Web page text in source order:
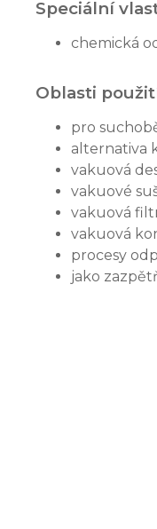
Speciální
chemická
Oblasti
pro
alternativa
vakuová
vakuové
vakuová
vakuová
procesy
jako